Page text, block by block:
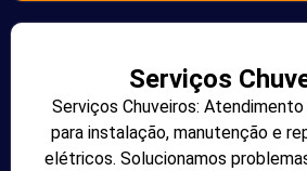
Serviços
Serviços Chuveiros:
para instalação, manutenção e
elétricos. Solucionamos